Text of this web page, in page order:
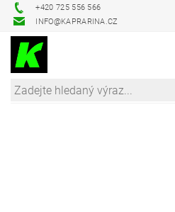
+420 725 556 566
INFO@KAPRARINA.CZ